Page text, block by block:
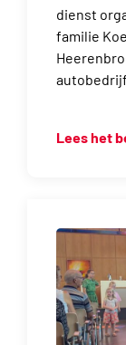
dienst
familie
Lees het